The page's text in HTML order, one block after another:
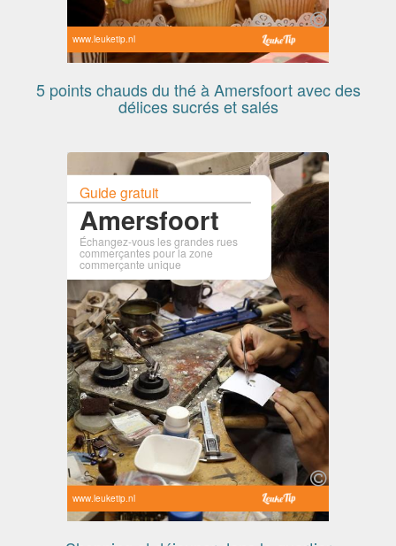
www.leuketip.nl
5 points chauds du thé à Amersfoort avec des
délices sucrés et salés
Guide gratuit
Amersfoort
Échangez-vous les grandes rues
commerçantes pour la zone
commerçante unique
www.leuketip.nl